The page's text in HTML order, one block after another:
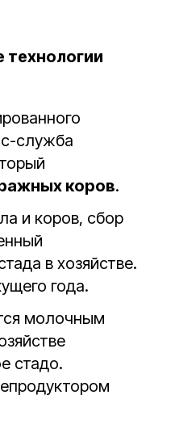
служба
коров.
и коров, сбор
в хозяйстве.
года.
молочным
стадо.